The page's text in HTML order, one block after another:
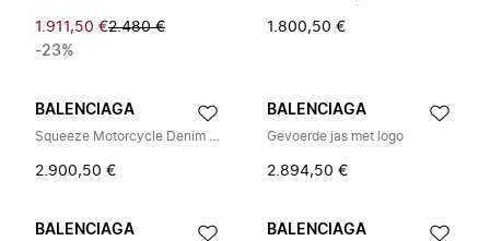
1.911,50 €2.480 €
-23%
1.800,50 €
BALENCIAGA
Squeeze Motorcycle Denim Jacket
2.900,50 €
BALENCIAGA
Gevoerde jas met logo
2.894,50 €
BALENCIAGA BALENCIAGA